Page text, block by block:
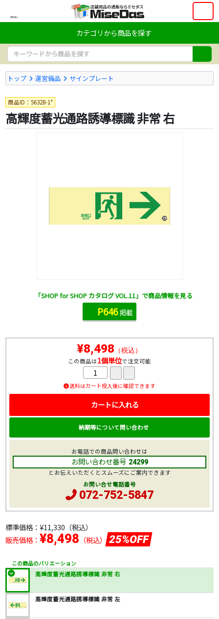
MENU
カテゴリから商品を探す
トップ 運営備品 サインプレート
商品ID：56328-1*
高輝度蓄光通路誘導標識 非常 右
標準価格： ¥11,330 （税込）
販売価格： ¥8,498 （税込） 25%OFF
この商品のバリエーション
高輝度蓄光通路誘導標識 非常 右
高輝度蓄光通路誘導標識 非常 左
¥8,498 （税込）
この商品は1個単位で注文可能
送料はカート投入後に確認できます
カートに入れる
納期等について問い合わせ
お電話での商品問い合わせは
お問い合わせ番号 24299
とお伝えいただくとスムーズにご案内できます
お問い合せ電話番号
072-752-5847
「SHOP for SHOP カタログ VOL.11」で商品情報を見る
P646掲載